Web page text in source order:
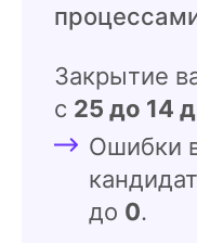
Закрытие
с 25 до 14
Ошибки
до 0.